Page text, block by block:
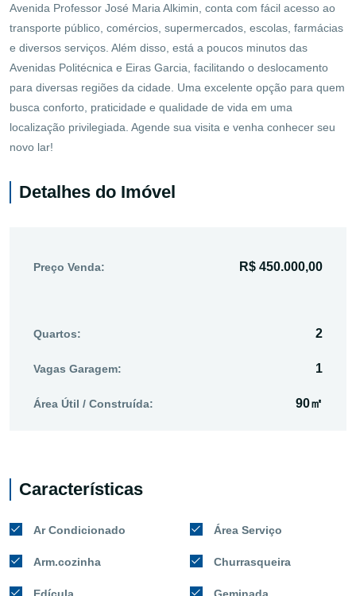
Avenida Professor José Maria Alkimin, conta com fácil acesso ao
transporte público, comércios, supermercados, escolas, farmácias
e diversos serviços. Além disso, está a poucos minutos das
Avenidas Politécnica e Eiras Garcia, facilitando o deslocamento
para diversas regiões da cidade. Uma excelente opção para quem
busca conforto, praticidade e qualidade de vida em uma
localização privilegiada. Agende sua visita e venha conhecer seu
novo lar!
Detalhes do Imóvel
Preço Venda: R$ 450.000,00
Quartos: 2
Vagas Garagem: 1
Área Útil / Construída: 90㎡
Características
Ar Condicionado Área Serviço
Arm.cozinha Churrasqueira